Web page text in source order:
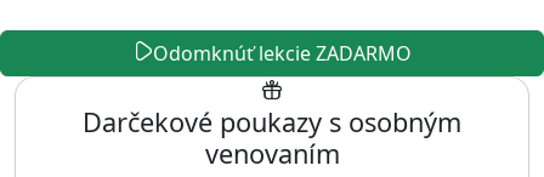
Odomknúť lekcie ZADARMO
Darčekové poukazy s osobným
venovaním